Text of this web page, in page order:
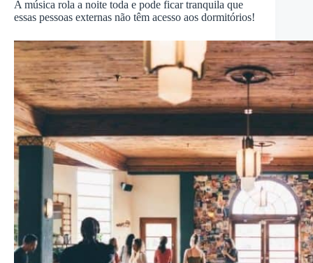
A música rola a noite toda e pode ficar tranquila que
essas pessoas externas não têm acesso aos dormitórios!